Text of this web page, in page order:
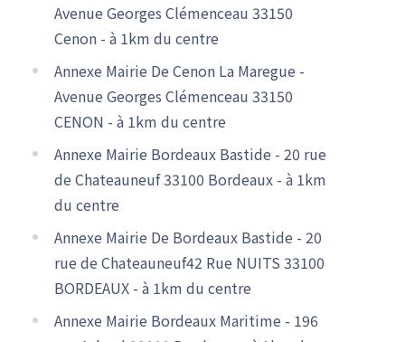
Avenue Georges Clémenceau 33150
Cenon - à 1km du centre
Annexe Mairie De Cenon La Maregue -
Avenue Georges Clémenceau 33150
CENON - à 1km du centre
Annexe Mairie Bordeaux Bastide - 20 rue
de Chateauneuf 33100 Bordeaux - à 1km
du centre
Annexe Mairie De Bordeaux Bastide - 20
rue de Chateauneuf42 Rue NUITS 33100
BORDEAUX - à 1km du centre
Annexe Mairie Bordeaux Maritime - 196